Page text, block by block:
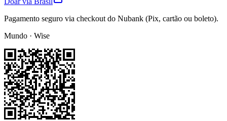
Pagamento seguro via checkout do Nubank (Pix, cartão ou boleto).
Mundo · Wise